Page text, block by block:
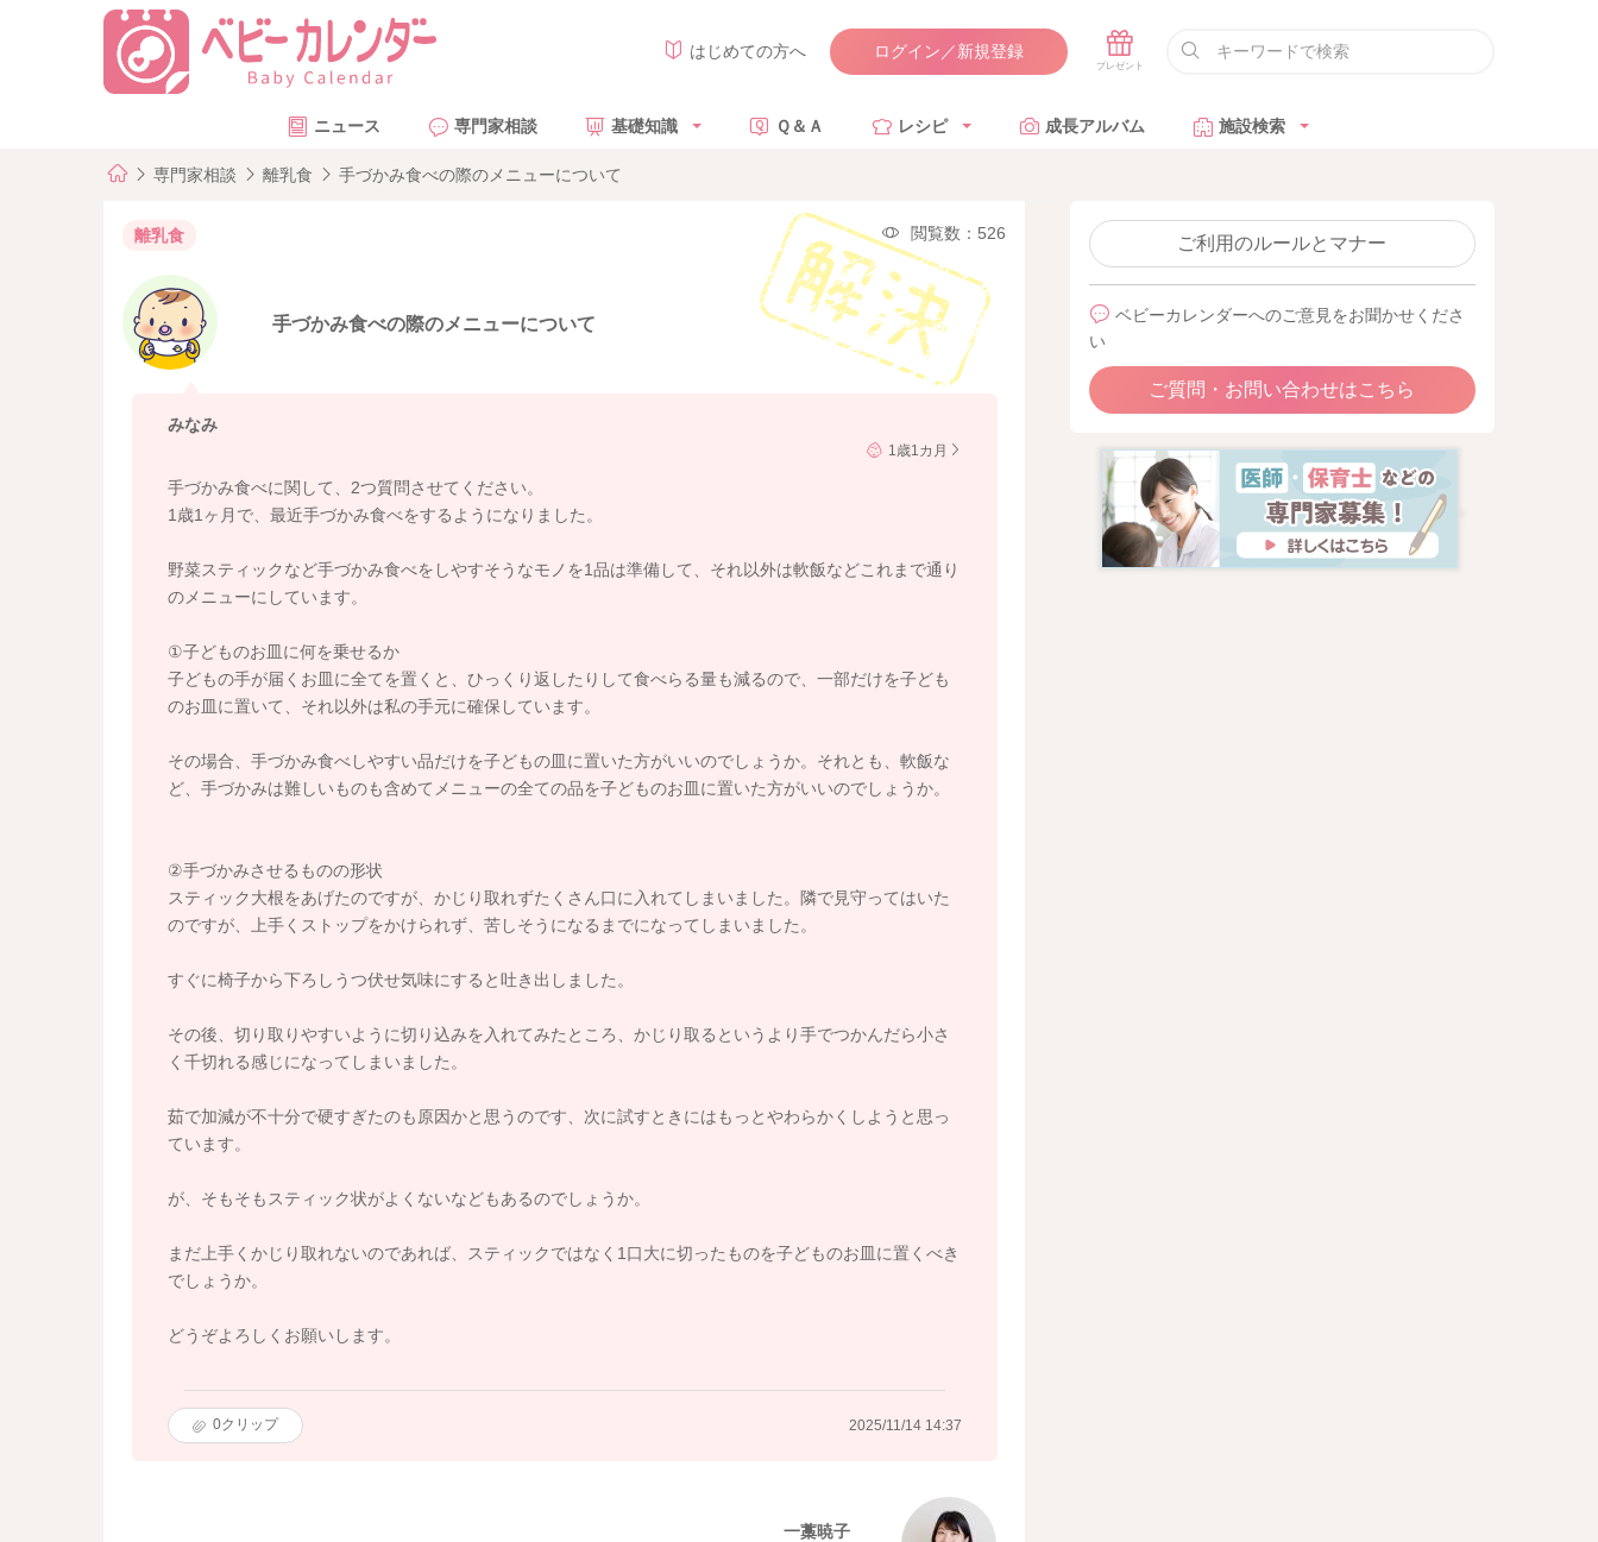
はじめての方へ ログイン／新規登録
ニュース 専門家相談 基礎知識 Ｑ＆Ａ レシピ 成長アルバム 施設検索
専門家相談 離乳食 手づかみ食べの際のメニューについて
離乳食 閲覧数：526
手づかみ食べの際のメニューについて
みなみ
1歳1カ月
手づかみ食べに関して、2つ質問させてください。
1歳1ヶ月で、最近手づかみ食べをするようになりました。
野菜スティックなど手づかみ食べをしやすそうなモノを1品は準備して、それ以外は軟飯などこれまで通り
のメニューにしています。
①子どものお皿に何を乗せるか
子どもの手が届くお皿に全てを置くと、ひっくり返したりして食べらる量も減るので、一部だけを子ども
のお皿に置いて、それ以外は私の手元に確保しています。
その場合、手づかみ食べしやすい品だけを子どもの皿に置いた方がいいのでしょうか。それとも、軟飯な
ど、手づかみは難しいものも含めてメニューの全ての品を子どものお皿に置いた方がいいのでしょうか。
②手づかみさせるものの形状
スティック大根をあげたのですが、かじり取れずたくさん口に入れてしまいました。隣で見守ってはいた
のですが、上手くストップをかけられず、苦しそうになるまでになってしまいました。
すぐに椅子から下ろしうつ伏せ気味にすると吐き出しました。
その後、切り取りやすいように切り込みを入れてみたところ、かじり取るというより手でつかんだら小さ
く千切れる感じになってしまいました。
茹で加減が不十分で硬すぎたのも原因かと思うのです、次に試すときにはもっとやわらかくしようと思っ
ています。
が、そもそもスティック状がよくないなどもあるのでしょうか。
まだ上手くかじり取れないのであれば、スティックではなく1口大に切ったものを子どものお皿に置くべき
でしょうか。
どうぞよろしくお願いします。
0クリップ 2025/11/14 14:37
一藁暁子
ご利用のルールとマナー
ベビーカレンダーへのご意見をお聞かせくださ
い
ご質問・お問い合わせはこちら